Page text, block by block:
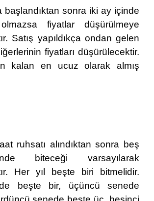
sonra iki ay içinde
fiyatlar düşürülmeye
Satış yapıldıkça ondan gelen
fiyatları düşürülecektir.
kalan en ucuz olarak almış
alındıktan sonra beş
biteceği varsayılarak
Her yıl beşte biri bitmelidir.
beşte bir, üçüncü senede